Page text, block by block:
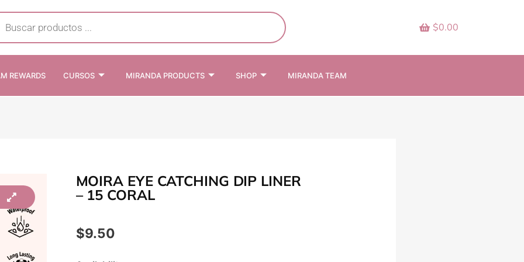
$0.00
REWARDS CURSOS MIRANDA PRODUCTS SHOP MIRANDA TEAM
MOIRA EYE CATCHING DIP LINER
– 15 CORAL
$9.50